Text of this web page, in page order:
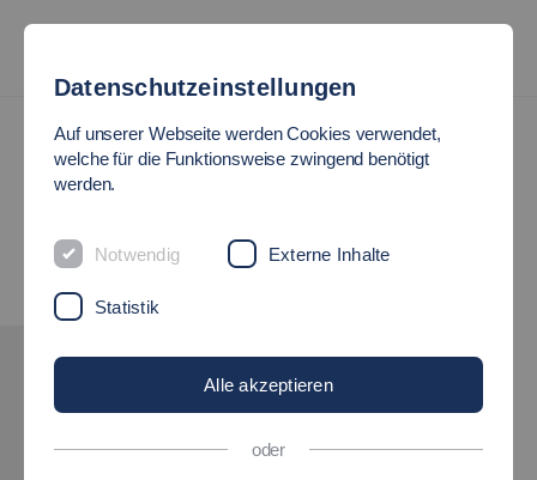
INTERESSE GEWECKT?
BEWIRB DICH!
Datenschutzeinstellungen
Auf unserer Webseite werden Cookies verwendet,
welche für die Funktionsweise zwingend benötigt
werden.
Notwendig Externe Inhalte
Statistik
Alle akzeptieren
oder